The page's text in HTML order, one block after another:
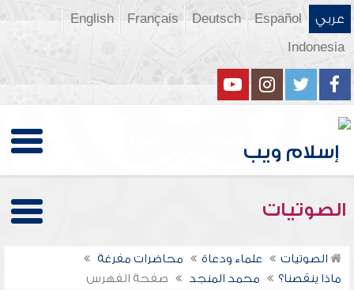
عربي Español
Deutsch
Français
English
Indonesia
الصوتيات
الصوتيات علماء ودعاة
محاضرات مفرغة
ماذا ينقصنا؟
محمد المنجد صفحة الفهرس